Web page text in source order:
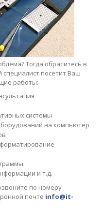
Тогда обратитесь в
посетит Ваш
работы:
системы
на компьютер
и т.д.
по номеру
почте info@it-